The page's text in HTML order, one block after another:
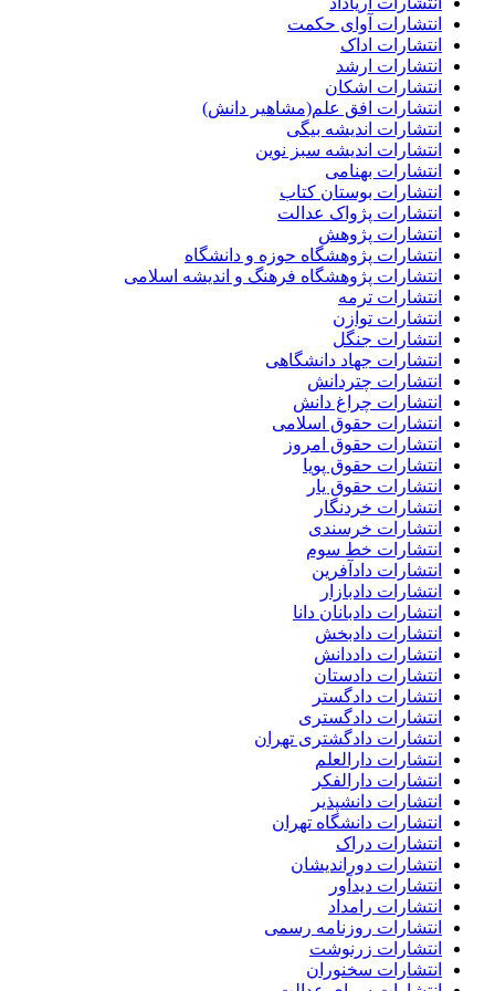
انتشارات آوای حکمت
انتشارات اداک
انتشارات ارشد
انتشارات اشکان
انتشارات افق علم(مشاهیر دانش)
انتشارات اندیشه بیگی
انتشارات اندیشه سبز نوین
انتشارات بهنامی
انتشارات بوستان کتاب
انتشارات پژواک عدالت
انتشارات پژوهش
انتشارات پژوهشگاه حوزه و دانشگاه
انتشارات پژوهشگاه فرهنگ و اندیشه اسلامی
انتشارات ترمه
انتشارات توازن
انتشارات جنگل
انتشارات جهاد دانشگاهی
انتشارات چتردانش
انتشارات چراغ دانش
انتشارات حقوق اسلامی
انتشارات حقوق امروز
انتشارات حقوق پویا
انتشارات حقوق یار
انتشارات خردنگار
انتشارات خرسندی
انتشارات خط سوم
انتشارات دادآفرین
انتشارات دادبازار
انتشارات دادبانان دانا
انتشارات دادبخش
انتشارات داددانش
انتشارات دادستان
انتشارات دادگستر
انتشارات دادگستری
انتشارات دادگشتری تهران
انتشارات دارالعلم
انتشارات دارالفکر
انتشارات دانشپذیر
انتشارات دانشگاه تهران
انتشارات دراک
انتشارات دوراندیشان
انتشارات دیدآور
انتشارات رامداد
انتشارات روزنامه رسمی
انتشارات زرنوشت
انتشارات سخنوران